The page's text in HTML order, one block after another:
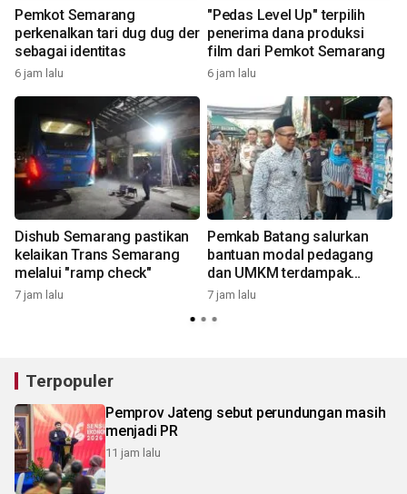
Pemkot Semarang
perkenalkan tari dug dug der
sebagai identitas
6 jam lalu
"Pedas Level Up" terpilih
penerima dana produksi
film dari Pemkot Semarang
6 jam lalu
Dishub Semarang pastikan
kelaikan Trans Semarang
melalui "ramp check"
7 jam lalu
Pemkab Batang salurkan
bantuan modal pedagang
dan UMKM terdampak
relokasi
7 jam lalu
Terpopuler
Pemprov Jateng sebut perundungan masih
menjadi PR
11 jam lalu